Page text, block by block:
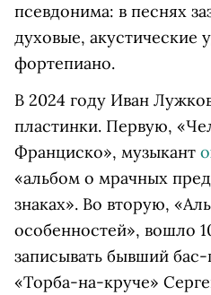
псевдонима: в песнях
духовые, акустические
фортепиано.
В 2024 году Иван
пластинки. Первую,
Франциско», музыкант
«альбом о мрачных
знаках». Во вторую,
особенностей», вошло
записывать бывший
«Торба-на-круче»